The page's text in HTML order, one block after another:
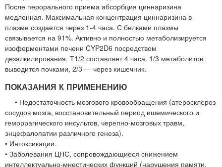
После перорального приема абсорбция циннаризина
медленная. Максимальная концентрация циннаризина в
плазме создается через 1-4 часа. С белками плазмы
связывается на 91%. Активно и полностью метаболизируется
изоферментами печени CYP2D6 посредством
дезалкилирования. Т1/2 составляет 4 часа. 1/3 метаболитов
выводится почками, 2/3 — через кишечник.
ПОКАЗАНИЯ К ПРИМЕНЕНИЮ
• Недостаточность мозгового кровообращения (атеросклероз
сосудов мозга, восстановительный период ишемического и
геморрагического инсультов, черепно-мозговых травм,
энцефалопатии различного генеза).
• Интоксикации.
• Заболевания ЦНС, сопровождающиеся снижением
интеллектуально-мнестических функций (нарушения памяти,